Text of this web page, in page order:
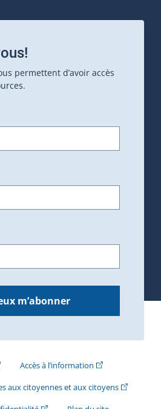
permettent d’avoir accès
m’abonner
hyperlien externe s'ouvrira dans une
Accès à l’information(Cet hyperlien
aux citoyennes et aux citoyens(Cet